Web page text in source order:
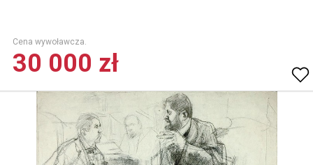
Cena wywoławcza.
30 000 zł